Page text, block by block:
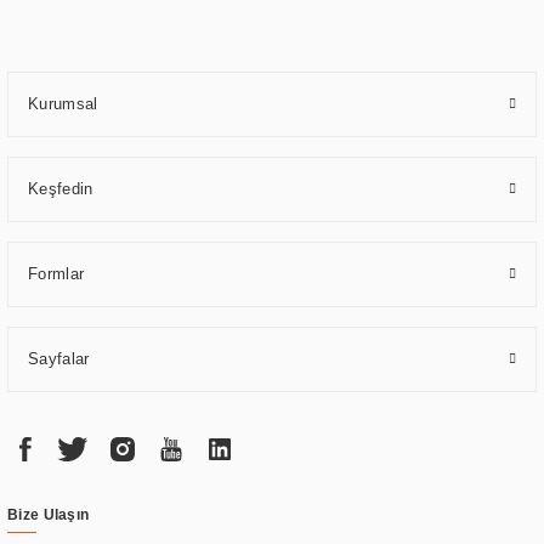
Kurumsal
Keşfedin
Formlar
Sayfalar
Bize Ulaşın